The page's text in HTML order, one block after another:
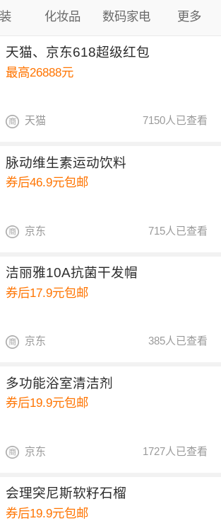
化妆品 数码家电 更多
天猫、京东618超级红包
最高26888元
7150人已查看
天猫
脉动维生素运动饮料
券后46.9元包邮
715人已查看
京东
洁丽雅10A抗菌干发帽
券后17.9元包邮
385人已查看
京东
多功能浴室清洁剂
券后19.9元包邮
1727人已查看
京东
会理突尼斯软籽石榴
券后19.9元包邮